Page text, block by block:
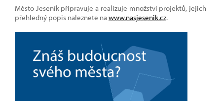
Město Jeseník připravuje a realizuje množství projektů, jejich
přehledný popis naleznete nawww.nasjesenik.cz.